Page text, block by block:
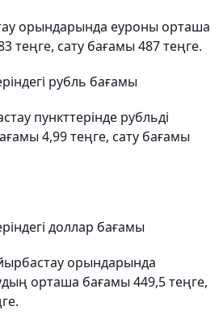
орындарында еуроны орташа
теңге, сату бағамы 487 теңге.
рубль бағамы
пункттерінде рубльді
4,99 теңге, сату бағамы
доллар бағамы
орындарында
орташа бағамы 449,5 теңге,